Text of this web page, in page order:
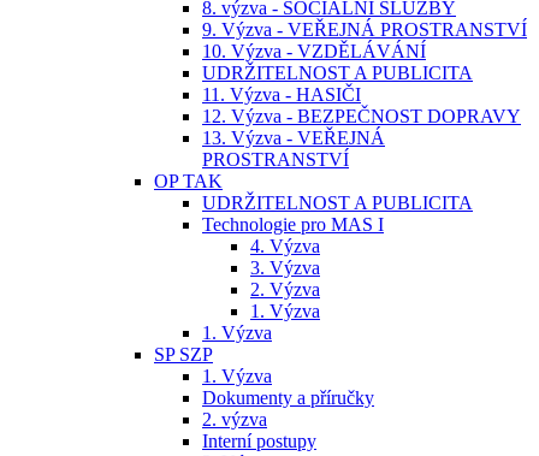
8. výzva - SOCIÁLNÍ SLUŽBY
9. Výzva - VEŘEJNÁ PROSTRANSTVÍ
10. Výzva - VZDĚLÁVÁNÍ
UDRŽITELNOST A PUBLICITA
11. Výzva - HASIČI
12. Výzva - BEZPEČNOST DOPRAVY
13. Výzva - VEŘEJNÁ
PROSTRANSTVÍ
OP TAK
UDRŽITELNOST A PUBLICITA
Technologie pro MAS I
4. Výzva
3. Výzva
2. Výzva
1. Výzva
1. Výzva
SP SZP
1. Výzva
Dokumenty a příručky
2. výzva
Interní postupy